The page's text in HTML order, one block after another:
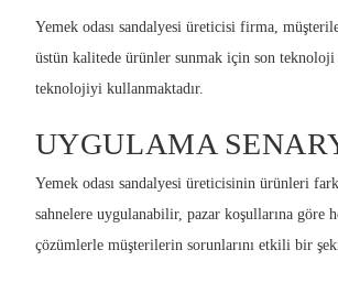
Yemek odası sandalyesi üreticisi firma,
üstün kalitede ürünler sunmak için son
teknolojiyi kullanmaktadır.
UYGULAMA
Yemek odası sandalyesi üreticisinin ürünleri
sahnelere uygulanabilir, pazar koşullarına göre
çözümlerle müşterilerin sorunlarını etkili bir